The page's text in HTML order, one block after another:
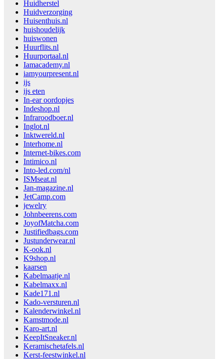
Huidherstel
Huidverzorging
Huisenthuis.nl
huishoudelijk
huiswonen
Huurflits.nl
Huurportaal.nl
Iamacademy.nl
iamyourpresent.nl
ijs
ijs eten
In-ear oordopjes
Indeshop.nl
Infraroodboer.nl
Inglot.nl
Inktwereld.nl
Interhome.nl
Internet-bikes.com
Intimico.nl
Into-led.com/nl
ISMseat.nl
Jan-magazine.nl
JetCamp.com
jewelry
Johnbeerens.com
JoyofMatcha.com
Justifiedbags.com
Justunderwear.nl
K-ook.nl
K9shop.nl
kaarsen
Kabelmaatje.nl
Kabelmaxx.nl
Kade171.nl
Kado-versturen.nl
Kalenderwinkel.nl
Kamstmode.nl
Karo-art.nl
KeepItSneaker.nl
Keramischetafels.nl
Kerst-feestwinkel.nl